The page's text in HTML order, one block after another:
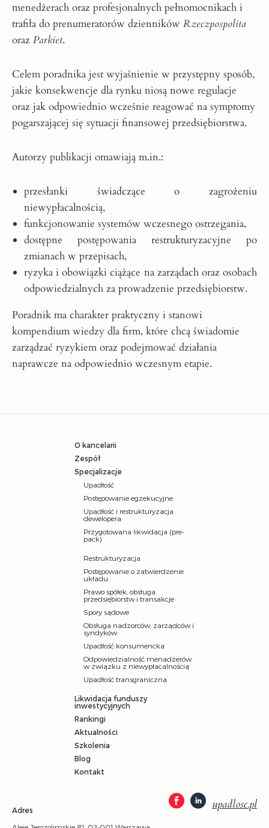
menedżerach oraz profesjonalnych pełnomocnikach i
trafiła do prenumeratorów dzienników Rzeczpospolita
oraz Parkiet.
Celem poradnika jest wyjaśnienie w przystępny sposób,
jakie konsekwencje dla rynku niosą nowe regulacje
oraz jak odpowiednio wcześnie reagować na symptomy
pogarszającej się sytuacji finansowej przedsiębiorstwa.
Autorzy publikacji omawiają m.in.:
przesłanki świadczące o zagrożeniu
niewypłacalnością,
funkcjonowanie systemów wczesnego ostrzegania,
dostępne postępowania restrukturyzacyjne po
zmianach w przepisach,
ryzyka i obowiązki ciążące na zarządach oraz osobach
odpowiedzialnych za prowadzenie przedsiębiorstw.
Poradnik ma charakter praktyczny i stanowi
kompendium wiedzy dla firm, które chcą świadomie
zarządzać ryzykiem oraz podejmować działania
naprawcze na odpowiednio wczesnym etapie.
O kancelarii
Zespół
Specjalizacje
Upadłość
Postępowanie egzekucyjne
Upadłość i restrukturyzacja
dewelopera
Przygotowana likwidacja (pre-
pack)
Restrukturyzacja
Postępowanie o zatwierdzenie
układu
Prawo spółek, obsługa
przedsiębiorstw i transakcje
Spory sądowe
Obsługa nadzorców, zarządców i
syndyków
Upadłość konsumencka
Odpowiedzialność menadżerów
w związku z niewypłacalnością
Upadłość transgraniczna
Likwidacja funduszy
inwestycyjnych
Rankingi
Aktualności
Szkolenia
Blog
Kontakt
upadlosc.pl
Adres